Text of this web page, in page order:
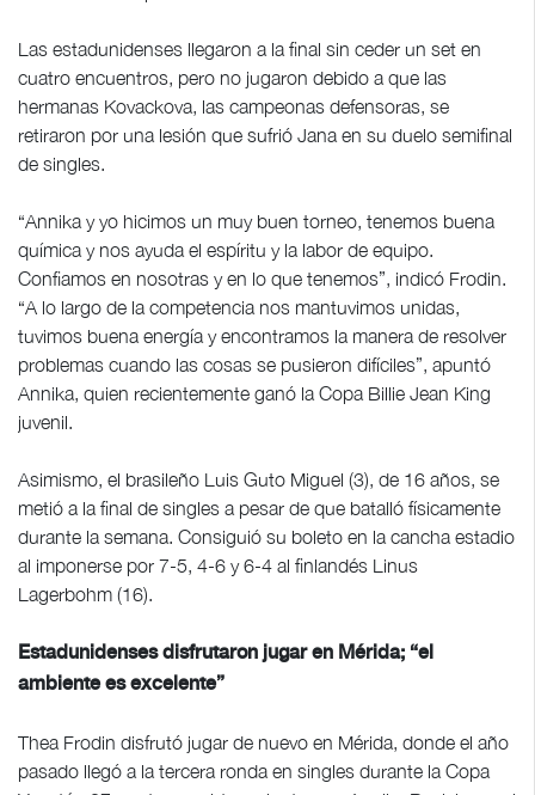
Las estadunidenses llegaron a la final sin ceder un set en
cuatro encuentros, pero no jugaron debido a que las
hermanas Kovackova, las campeonas defensoras, se
retiraron por una lesión que sufrió Jana en su duelo semifinal
de singles.
“Annika y yo hicimos un muy buen torneo, tenemos buena
química y nos ayuda el espíritu y la labor de equipo.
Confiamos en nosotras y en lo que tenemos”, indicó Frodin.
“A lo largo de la competencia nos mantuvimos unidas,
tuvimos buena energía y encontramos la manera de resolver
problemas cuando las cosas se pusieron difíciles”, apuntó
Annika, quien recientemente ganó la Copa Billie Jean King
juvenil.
Asimismo, el brasileño Luis Guto Miguel (3), de 16 años, se
metió a la final de singles a pesar de que batalló físicamente
durante la semana. Consiguió su boleto en la cancha estadio
al imponerse por 7-5, 4-6 y 6-4 al finlandés Linus
Lagerbohm (16).
Estadunidenses disfrutaron jugar en Mérida; “el
ambiente es excelente”
Thea Frodin disfrutó jugar de nuevo en Mérida, donde el año
pasado llegó a la tercera ronda en singles durante la Copa